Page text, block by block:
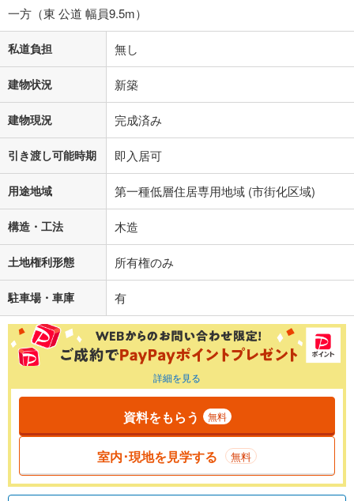
一方（東 公道 幅員9.5m）
私道負担 無し
建物状況 新築
建物現況 完成済み
引き渡し可能時期 即入居可
用途地域 第一種低層住居専用地域 (市街化区域)
構造・工法 木造
土地権利形態 所有権のみ
駐車場・車庫 有
詳細を見る
資料をもらう 無料
室内･現地を見学する 無料